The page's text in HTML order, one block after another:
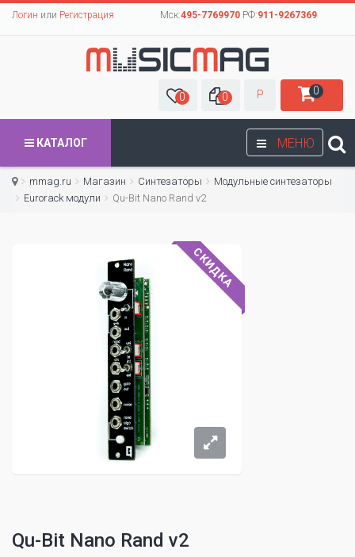
Логин или Регистрация Мск:495-7769970РФ:911-9267369
0 0 Р 0
МЕНЮ
КАТАЛОГ
mmag.ru Магазин Синтезаторы
Модульные синтезаторы
Eurorack модули
Qu-Bit Nano Rand v2
СКИДКА
Qu-Bit Nano Rand v2